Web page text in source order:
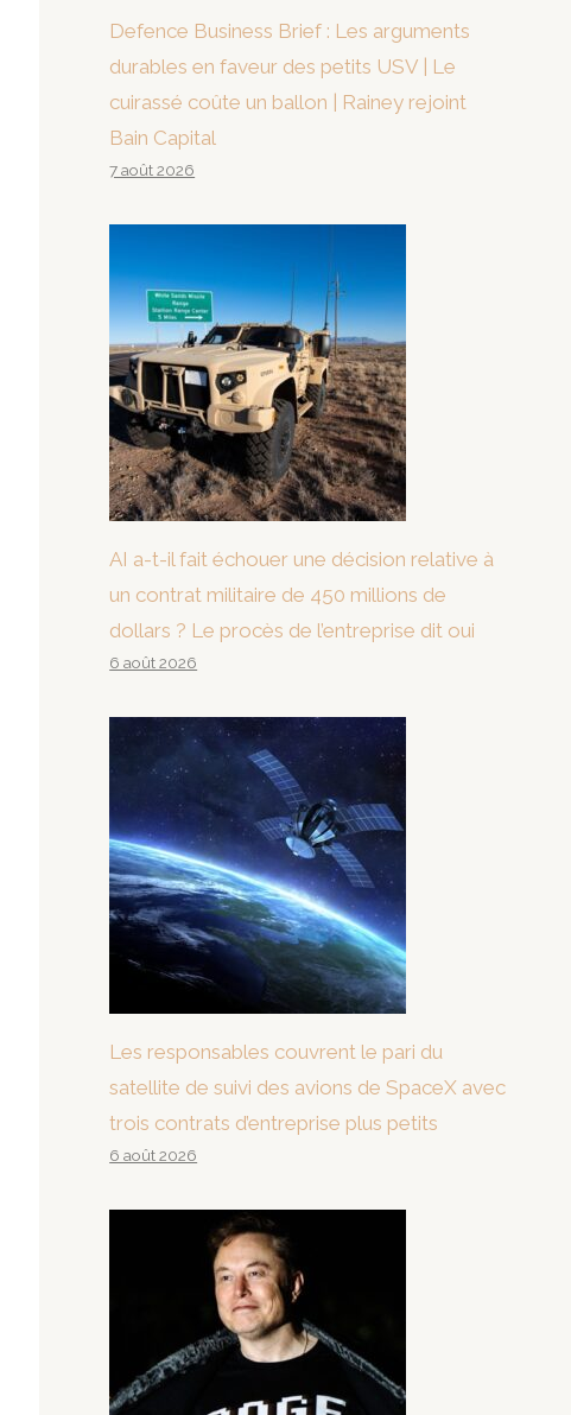
Defence Business Brief : Les arguments
durables en faveur des petits USV | Le
cuirassé coûte un ballon | Rainey rejoint
Bain Capital
7 août 2026
AI a-t-il fait échouer une décision relative à
un contrat militaire de 450 millions de
dollars ? Le procès de l’entreprise dit oui
6 août 2026
Les responsables couvrent le pari du
satellite de suivi des avions de SpaceX avec
trois contrats d’entreprise plus petits
6 août 2026